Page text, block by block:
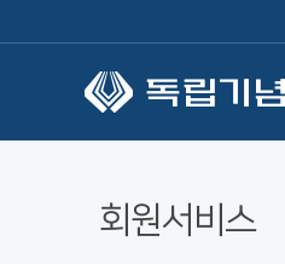
회원서비스